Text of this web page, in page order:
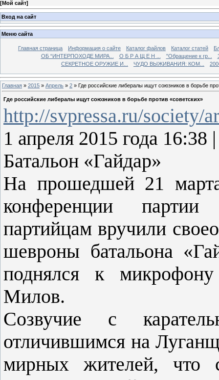
[Мой сайт]
Вход на сайт
Меню сайта
Главная страница Информация о сайте Каталог файлов Каталог статей
ОБ “ИНТЕРПОХОДЕ МИРА...
О Б Р А Щ Е Н ... "Обращение к гр...
СЕКРЕТНОЕ ОРУЖИЕ И...
ЧУДО ВЫЖИВАНИЯ: КОМ...
Главная » 2015 » Апрель » 2 » Где российские либералы ищут союзников в борьбе
Где российские либералы ищут союзников в борьбе против «советских»
http://svpressa.ru/society/
1 апреля 2015 года
Батальон «Гайдар»
На прошедшей 21
конференции партии
партийцам вручили
шевроны батальона
поднялся к
Милов.
Созвучие с
отличившимся на
мирных жителей, что